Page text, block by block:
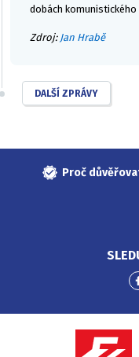
dobách komunistického
Zdroj: Jan Hrabě
DALŠÍ ZPRÁVY
Proč